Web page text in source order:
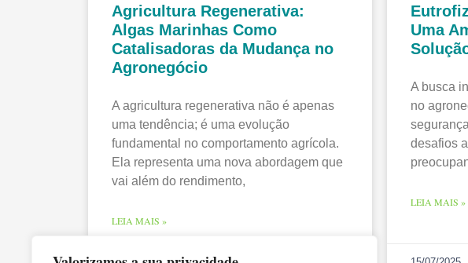
Agricultura Regenerativa:
Algas Marinhas Como
Catalisadoras da Mudança no
Agronegócio
A agricultura regenerativa não é apenas
uma tendência; é uma evolução
fundamental no comportamento agrícola.
Ela representa uma nova abordagem que
vai além do rendimento,
LEIA MAIS »
Uma
A busca
no
desafios
LEIA MAIS »